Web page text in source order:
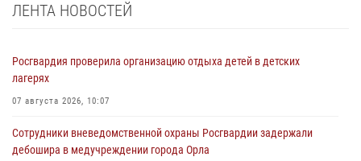
ЛЕНТА НОВОСТЕЙ
Росгвардия проверила организацию отдыха детей в детских
лагерях
07 августа 2026, 10:07
Сотрудники вневедомственной охраны Росгвардии задержали
дебошира в медучреждении города Орла